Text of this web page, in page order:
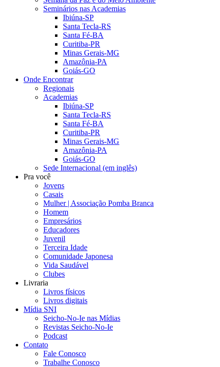
Seminários nas Academias
Ibiúna-SP
Santa Tecla-RS
Santa Fé-BA
Curitiba-PR
Minas Gerais-MG
Amazônia-PA
Goiás-GO
Onde Encontrar
Regionais
Academias
Ibiúna-SP
Santa Tecla-RS
Santa Fé-BA
Curitiba-PR
Minas Gerais-MG
Amazônia-PA
Goiás-GO
Sede Internacional (em inglês)
Pra você
Jovens
Casais
Mulher | Associação Pomba Branca
Homem
Empresários
Educadores
Juvenil
Terceira Idade
Comunidade Japonesa
Vida Saudável
Clubes
Livraria
Livros físicos
Livros digitais
Mídia SNI
Seicho-No-Ie nas Mídias
Revistas Seicho-No-Ie
Podcast
Contato
Fale Conosco
Trabalhe Conosco